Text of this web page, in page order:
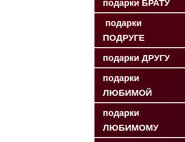
подарки БРАТУ
подарки
ПОДРУГЕ
подарки ДРУГУ
подарки
ЛЮБИМОЙ
подарки
ЛЮБИМОМУ